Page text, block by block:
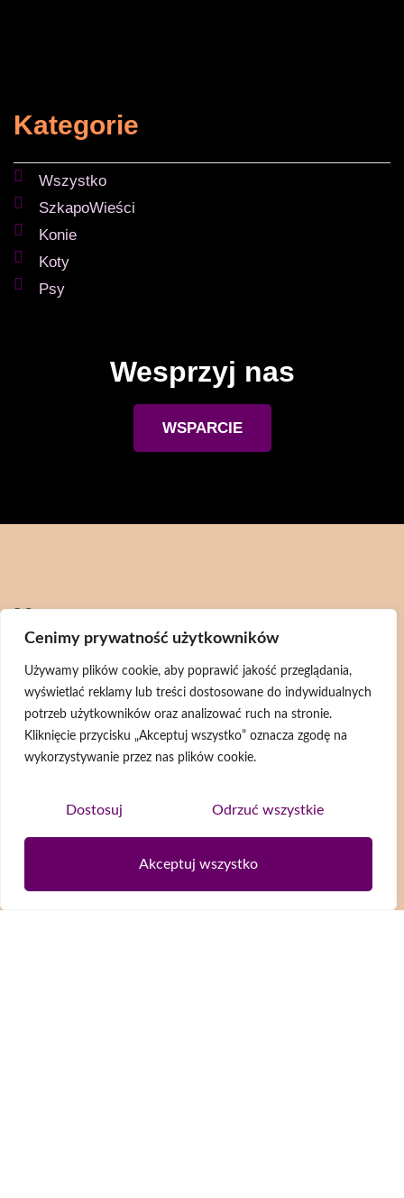
Cenimy prywatność użytkowników
Używamy plików cookie, aby poprawić jakość przeglądania,
wyświetlać reklamy lub treści dostosowane do indywidualnych
potrzeb użytkowników oraz analizować ruch na stronie.
Kliknięcie przycisku „Akceptuj wszystko” oznacza zgodę na
wykorzystywanie przez nas plików cookie.
Dostosuj Odrzuć wszystkie
Akceptuj wszystko
Kategorie
Wszystko
SzkapoWieści
Konie
Koty
Psy
Wesprzyj nas
WSPARCIE
Menu
Wsparcie
Bazarek
1,5%
Zwierzaki
Polityka prywatności
Social media